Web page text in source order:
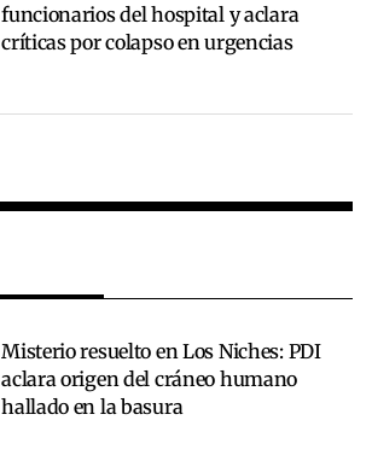
funcionarios del hospital y aclara
críticas por colapso en urgencias
Misterio resuelto en Los Niches: PDI
aclara origen del cráneo humano
hallado en la basura